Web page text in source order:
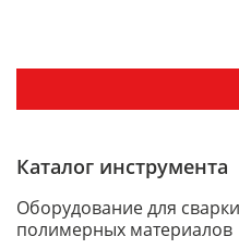
Каталог инструмента
Оборудование для сварки
полимерных материалов